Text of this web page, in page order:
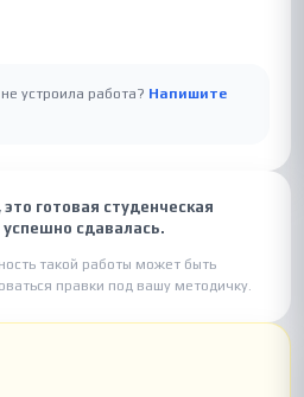
устроила работа? Напишите
готовая студенческая
сдавалась.
такой работы может быть
правки под вашу методичку.